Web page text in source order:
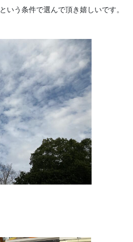
いう条件で選んで頂き嬉しいです。